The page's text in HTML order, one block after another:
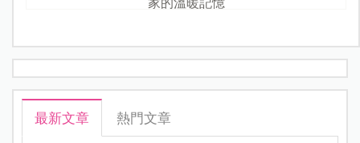
家的溫暖記憶
最新文章 熱門文章